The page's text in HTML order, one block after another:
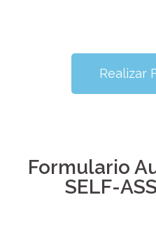
Realizar
Formulario
SELF-